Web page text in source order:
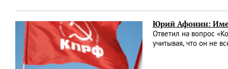
Юрий Афонин:
Ответил на вопрос
учитывая, что он не